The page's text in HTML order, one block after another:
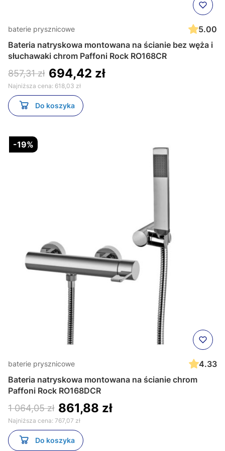
baterie prysznicowe
5.00
Bateria natryskowa montowana na ścianie bez węża i
słuchawaki chrom Paffoni Rock RO168CR
857,31 zł 694,42 zł
Najniższa cena: 618,03 zł
Do koszyka
-19%
baterie prysznicowe
4.33
Bateria natryskowa montowana na ścianie chrom
Paffoni Rock RO168DCR
1 064,05 zł 861,88 zł
Najniższa cena: 767,07 zł
Do koszyka